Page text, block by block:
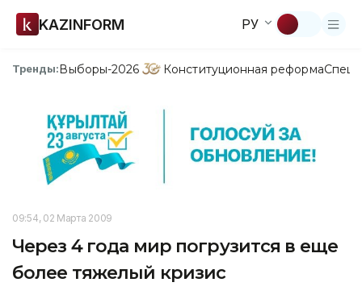
KAZINFORM РУ
Тренды:Выборы-2026 Конституционная реформа
09:54, 02 Марта 2009
Через 4 года мир погрузится в еще
более тяжелый кризис